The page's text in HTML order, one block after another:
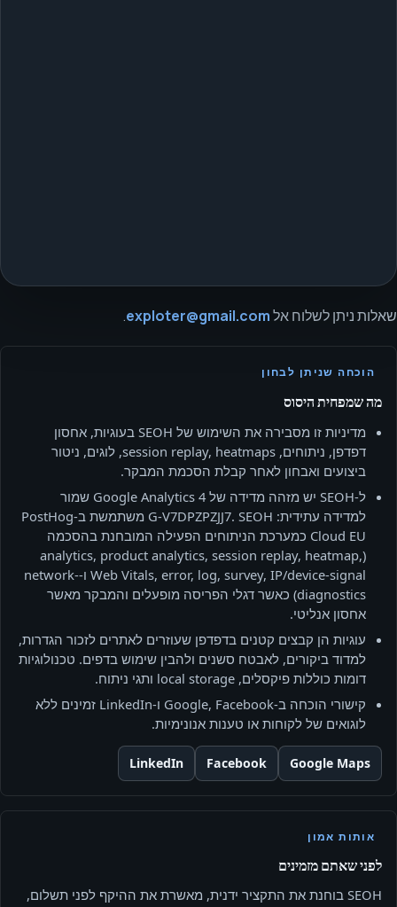
שאלות ניתן לשלוח אלexploter@gmail.com
.
הוכחה שניתן לבחון
מה שמפחית היסוס
מדיניות זו מסבירה את השימוש של SEOH בעוגיות, אחסון
דפדפן, ניתוחים, session replay, heatmaps, לוגים, ניטור
ביצועים ואבחון לאחר קבלת הסכמת המבקר.
ל‑SEOH יש מזהה מדידה של Google Analytics 4 שמור
למדידה עתידית: G-V7DPZPZJJ7. SEOH משתמשת ב‑PostHog
Cloud EU כמערכת הניתוחים הפעילה המובחנת בהסכמה
(analytics, product analytics, session replay, heatmap,
Web Vitals, error, log, survey, IP/device-signal ו‑network-
diagnostics) כאשר דגלי הפריסה מופעלים והמבקר מאשר
אחסון אנליטי.
עוגיות הן קבצים קטנים בדפדפן שעוזרים לאתרים לזכור הגדרות,
למדוד ביקורים, לאבטח סשנים ולהבין שימוש בדפים. טכנולוגיות
דומות כוללות פיקסלים, local storage ותגי ניתוח.
קישורי הוכחה ב‑Google, Facebook ו‑LinkedIn זמינים ללא
לוגואים של לקוחות או טענות אנונימיות.
Google Maps
Facebook
LinkedIn
אותות אמון
לפני שאתם מזמינים
SEOH בוחנת את התקציר ידנית, מאשרת את ההיקף לפני תשלום,